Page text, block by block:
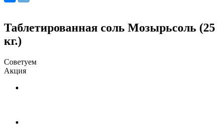
Таблетированная соль Мозырьсоль (25
кг.)
Советуем
Акция